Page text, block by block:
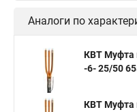
Аналоги по
КВТ Муфта
-6- 25/50
КВТ Муфта